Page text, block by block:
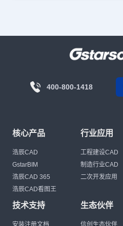
400-800-1418
核心产品
浩辰CAD
GstarBIM
浩辰CAD 365
浩辰CAD看图王
行业应用
工程建设CAD
制造行业CAD
二次开发应用
技术支持
安装注册文档
生态伙伴
信创生态伙伴